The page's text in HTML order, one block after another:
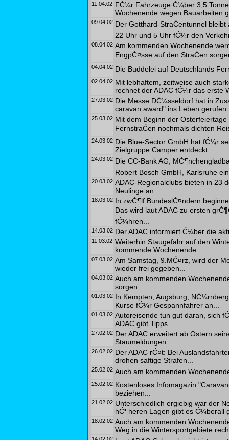
11.04.02 FĆ¼r Fahrzeuge Ć¼ber 3,5
Wochenende wegen Bauarbeiten
09.04.02 Der Gotthard-StraĆentunnel
22 Uhr und 5 Uhr fĆ¼r den
08.04.02 Am kommenden Wochenende
EngpĆ¤sse auf den StraĆen
04.04.02 Die Buddelei auf Deutschlands
02.04.02 Mit lebhaftem, zeitweise auch
rechnet der ADAC fĆ¼r das erste
27.03.02 Die Messe DĆ¼sseldorf hat in
caravan award" ins Leben
25.03.02 Mit dem Beginn der
FernstraĆen nochmals dichten
24.03.02 Die Blue-Sector GmbH hat fĆ¼r
Zielgruppe Camper entdeckt...
24.03.02 Die CC-Bank AG,
Robert Bosch GmbH, Karlsruhe
20.03.02 ADAC-Regionalclubs bieten in 23
Neulinge an...
18.03.02 In zwĆ¶lf BundeslĆ¤ndern
Das wird laut ADAC zu ersten
fĆ¼hren...
14.03.02 Der ADAC informiert Ć¼ber die
11.03.02 Weiterhin Staugefahr auf den
kommende Wochenende...
07.03.02 Am Samstag, 9.MĆ¤rz, wird der
wieder frei gegeben...
04.03.02 Auch am kommenden
sorgen...
01.03.02 In Kempten, Augsburg,
Kurse fĆ¼r Gespannfahrer an...
01.03.02 Autoreisende tun gut daran, sich
ADAC gibt Tipps...
27.02.02 Der ADAC erweitert ab Ostern
Staumeldungen...
26.02.02 Der ADAC rĆ¤t: Bei
drohen saftige Strafen...
25.02.02 Auch am kommenden
25.02.02 Kostenloses Infomagazin
beziehen...
21.02.02 Unterschiedlich ergiebig war der
hĆ¶heren Lagen gibt es Ć¼berall
18.02.02 Auch am kommenden
Weg in die Wintersportgebiete